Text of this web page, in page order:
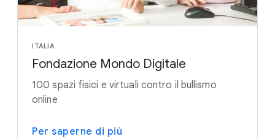
ITALIA
Fondazione Mondo Digitale
100 spazi fisici e virtuali contro il bullismo
online
Per saperne di più